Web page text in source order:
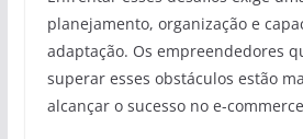
planejamento, organização e
adaptação. Os empreendedores
superar esses obstáculos estão
alcançar o sucesso no e-